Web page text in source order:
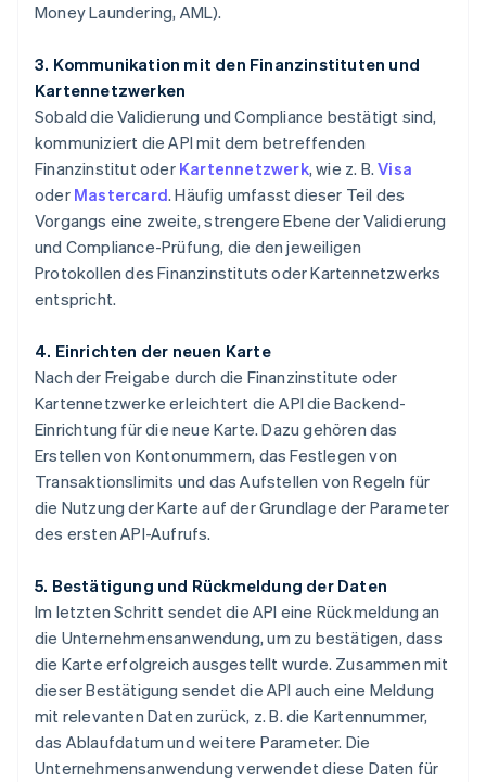
Money Laundering, AML).
3. Kommunikation mit den Finanzinstituten und
Kartennetzwerken
Sobald die Validierung und Compliance bestätigt sind,
kommuniziert die API mit dem betreffenden
Finanzinstitut oder Kartennetzwerk, wie z. B.Visa
oder Mastercard. Häufig umfasst dieser Teil des
Vorgangs eine zweite, strengere Ebene der Validierung
und Compliance-Prüfung, die den jeweiligen
Protokollen des Finanzinstituts oder Kartennetzwerks
entspricht.
4. Einrichten der neuen Karte
Nach der Freigabe durch die Finanzinstitute oder
Kartennetzwerke erleichtert die API die Backend-
Einrichtung für die neue Karte. Dazu gehören das
Erstellen von Kontonummern, das Festlegen von
Transaktionslimits und das Aufstellen von Regeln für
die Nutzung der Karte auf der Grundlage der Parameter
des ersten API-Aufrufs.
5. Bestätigung und Rückmeldung der Daten
Im letzten Schritt sendet die API eine Rückmeldung an
die Unternehmensanwendung, um zu bestätigen, dass
die Karte erfolgreich ausgestellt wurde. Zusammen mit
dieser Bestätigung sendet die API auch eine Meldung
mit relevanten Daten zurück, z. B. die Kartennummer,
das Ablaufdatum und weitere Parameter. Die
Unternehmensanwendung verwendet diese Daten für